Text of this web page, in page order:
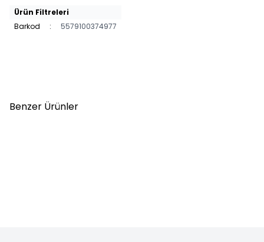
Ürün Filtreleri
Barkod
: 5579100374977
Benzer Ürünler